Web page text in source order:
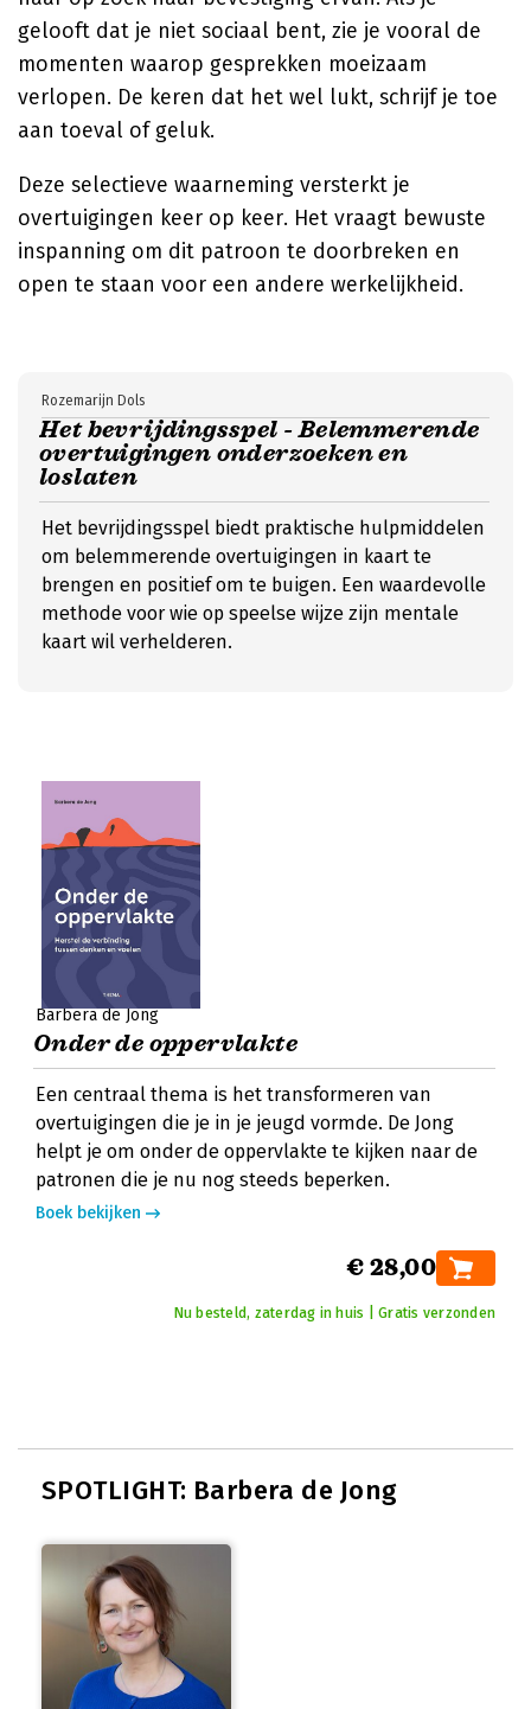
gelooft dat je niet sociaal bent, zie je vooral de
momenten waarop gesprekken moeizaam
verlopen. De keren dat het wel lukt, schrijf je toe
aan toeval of geluk.
Deze selectieve waarneming versterkt je
overtuigingen keer op keer. Het vraagt bewuste
inspanning om dit patroon te doorbreken en
open te staan voor een andere werkelijkheid.
Het bevrijdingsspel - Belemmerende
overtuigingen onderzoeken en
loslaten
Rozemarijn Dols
Het bevrijdingsspel biedt praktische hulpmiddelen
om belemmerende overtuigingen in kaart te
brengen en positief om te buigen. Een waardevolle
methode voor wie op speelse wijze zijn mentale
kaart wil verhelderen.
Barbera de Jong
Onder de oppervlakte
Een centraal thema is het transformeren van
overtuigingen die je in je jeugd vormde. De Jong
helpt je om onder de oppervlakte te kijken naar de
patronen die je nu nog steeds beperken.
Boek bekijken
€ 28,00
Nu besteld, zaterdag in huis | Gratis verzonden
SPOTLIGHT: Barbera de Jong